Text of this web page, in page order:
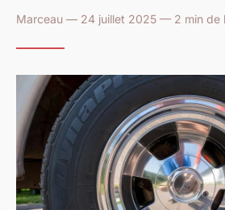
Marceau — 24 juillet 2025 — 2 min de